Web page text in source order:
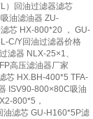
）回油过滤器滤芯
油滤油器 ZU-
芯 HX-800*20 ， GU-
C/Y回油过滤器价格
滤器 NLX-25×1、
高压滤油器厂家
芯 HX.BH-400*5 TFA-
ISV90-800×80C吸油
800*5，
滤芯 GU-H160*5P滤